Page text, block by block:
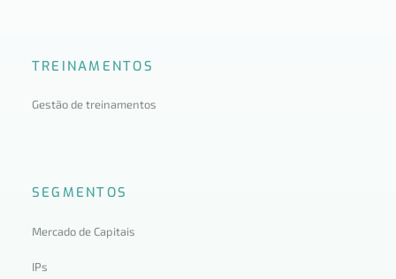
TREINAMENTOS
Gestão de treinamentos
SEGMENTOS
Mercado de Capitais
IPs